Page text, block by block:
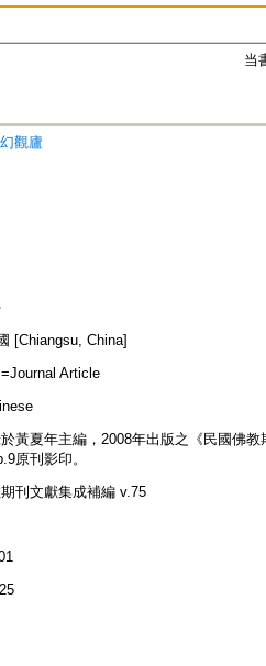
当
幻觀廬
[Chiangsu, China]
Article
黃夏年主編，2008年出版之《民國佛
原刊影印。
刊文獻集成補編 v.75